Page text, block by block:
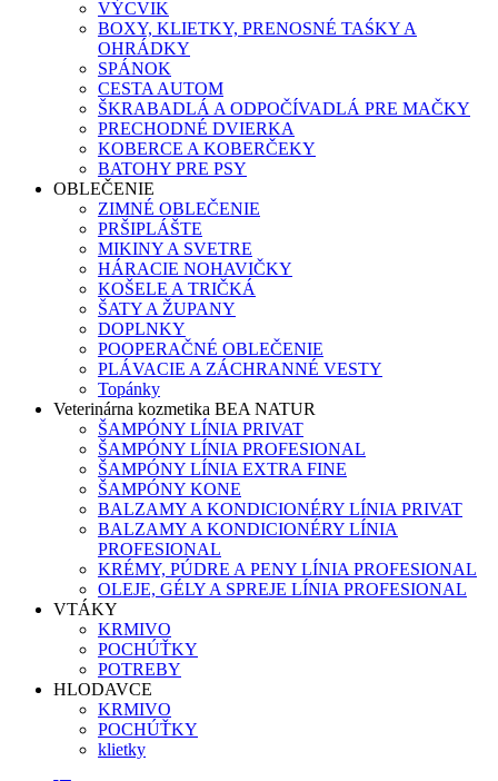
VÝCVIK
BOXY, KLIETKY, PRENOSNÉ TAŚKY A
OHRÁDKY
SPÁNOK
CESTA AUTOM
ŠKRABADLÁ A ODPOČÍVADLÁ PRE MAČKY
PRECHODNÉ DVIERKA
KOBERCE A KOBERČEKY
BATOHY PRE PSY
OBLEČENIE
ZIMNÉ OBLEČENIE
PRŠIPLÁŠTE
MIKINY A SVETRE
HÁRACIE NOHAVIČKY
KOŠELE A TRIČKÁ
ŠATY A ŽUPANY
DOPLNKY
POOPERAČNÉ OBLEČENIE
PLÁVACIE A ZÁCHRANNÉ VESTY
Topánky
Veterinárna kozmetika BEA NATUR
ŠAMPÓNY LÍNIA PRIVAT
ŠAMPÓNY LÍNIA PROFESIONAL
ŠAMPÓNY LÍNIA EXTRA FINE
ŠAMPÓNY KONE
BALZAMY A KONDICIONÉRY LÍNIA PRIVAT
BALZAMY A KONDICIONÉRY LÍNIA
PROFESIONAL
KRÉMY, PÚDRE A PENY LÍNIA PROFESIONAL
OLEJE, GÉLY A SPREJE LÍNIA PROFESIONAL
VTÁKY
KRMIVO
POCHÚŤKY
POTREBY
HLODAVCE
KRMIVO
POCHÚŤKY
klietky